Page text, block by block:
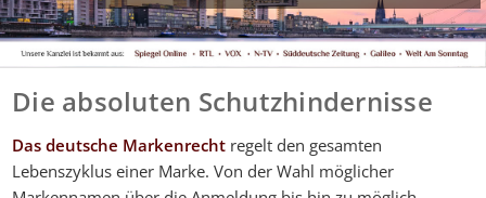
Die absoluten Schutzhindernisse
Das deutsche Markenrecht regelt den gesamten
Lebenszyklus einer Marke. Von der Wahl möglicher